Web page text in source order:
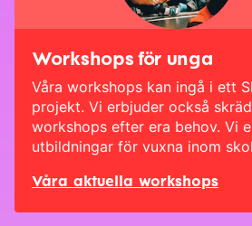
Workshops för unga
Våra workshops kan ingå i ett
projekt. Vi erbjuder också
workshops efter era behov. Vi
utbildningar för vuxna inom
Våra aktuella workshops